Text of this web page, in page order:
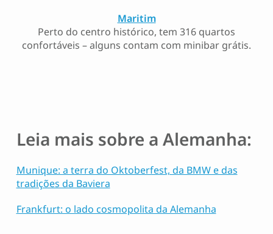
Maritim
Perto do centro histórico, tem 316 quartos
confortáveis – alguns contam com minibar grátis.
Leia mais sobre a Alemanha:
Munique: a terra do Oktoberfest, da BMW e das
tradições da Baviera
Frankfurt: o lado cosmopolita da Alemanha